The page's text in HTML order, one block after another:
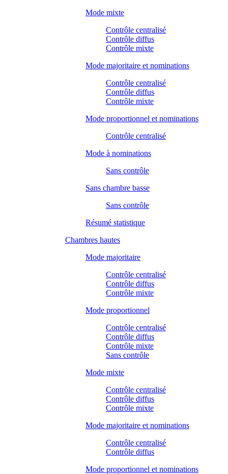
Mode mixte
Contrôle centralisé
Contrôle diffus
Contrôle mixte
Mode majoritaire et nominations
Contrôle centralisé
Contrôle diffus
Contrôle mixte
Mode proportionnel et nominations
Contrôle centralisé
Mode à nominations
Sans contrôle
Sans chambre basse
Sans contrôle
Résumé statistique
Chambres hautes
Mode majoritaire
Contrôle centralisé
Contrôle diffus
Contrôle mixte
Mode proportionnel
Contrôle centralisé
Contrôle diffus
Contrôle mixte
Sans contrôle
Mode mixte
Contrôle centralisé
Contrôle diffus
Contrôle mixte
Mode majoritaire et nominations
Contrôle centralisé
Contrôle diffus
Mode proportionnel et nominations